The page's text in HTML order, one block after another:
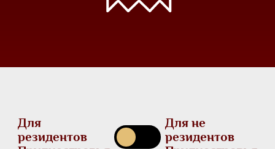
Для
резидентов
Для не
резидентов